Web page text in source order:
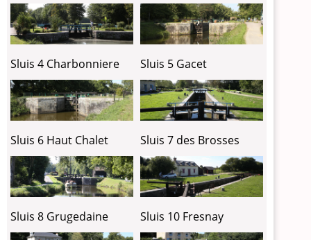
Sluis 4 Charbonniere Sluis 5 Gacet
Sluis 6 Haut Chalet Sluis 7 des Brosses
Sluis 8 Grugedaine Sluis 10 Fresnay